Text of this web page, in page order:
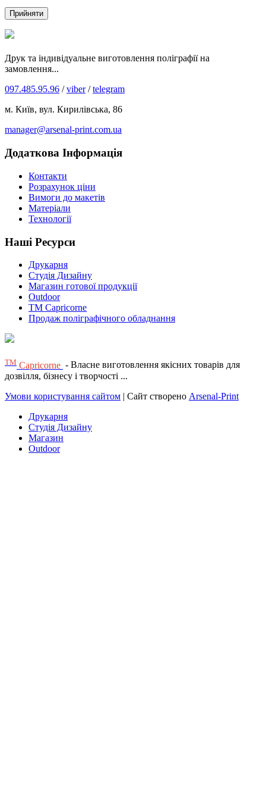
Прийняти
Друк та індивідуальне виготовлення поліграфії на
замовлення...
097.485.95.96 /viber/telegram
м. Київ, вул. Кирилівська, 86
manager@arsenal-print.com.ua
Додаткова Інформація
Контакти
Розрахунок ціни
Вимоги до макетів
Матеріали
Технології
Наші Ресурси
Друкарня
Студія Дизайну
Магазин готової продукції
Outdoor
TM Capricorne
Продаж поліграфічного обладнання
ТМ Capricorne - Власне виготовлення якісних товарів для
дозвілля, бізнесу і творчості ...
Умови користування сайтом | Сайт створено Arsenal-Print
Друкарня
Студія Дизайну
Магазин
Outdoor